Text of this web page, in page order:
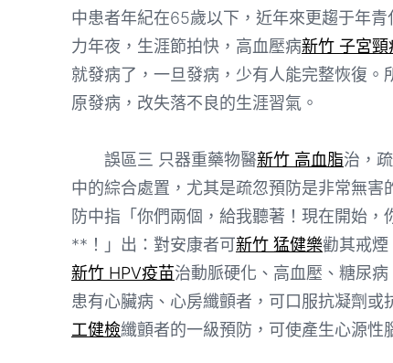
中患者年紀在65歲以下，近年來更趨于年
力年夜，生涯節拍快，高血壓病新竹 子宮頸
就發病了，一旦發病，少有人能完整恢復。
原發病，改失落不良的生涯習氣。
誤區三 只器重藥物醫新竹 高血脂治，
中的綜合處置，尤其是疏忽預防是非常無害
防中指「你們兩個，給我聽著！現在開始，
**！」出：對安康者可新竹 猛健樂勸其戒煙
新竹 HPV疫苗治動脈硬化、高血壓、糖尿
患有心臟病、心房纖顫者，可口服抗凝劑
工健檢纖顫者的一級預防，可使產生心源性